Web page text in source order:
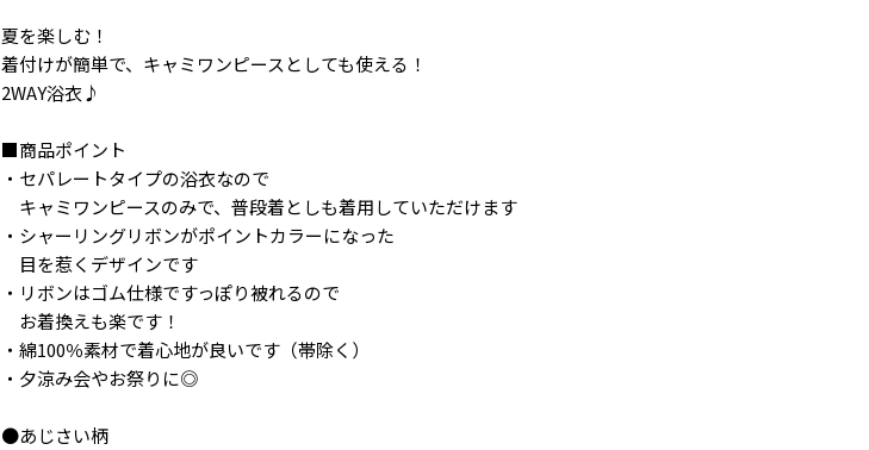
夏を楽しむ！
着付けが簡単で、キャミワンピースとしても使える！
2WAY浴衣♪
■商品ポイント
・セパレートタイプの浴衣なので
キャミワンピースのみで、普段着としも着用していただけます
・シャーリングリボンがポイントカラーになった
目を惹くデザインです
・リボンはゴム仕様ですっぽり被れるので
お着換えも楽です！
・綿100％素材で着心地が良いです（帯除く）
・夕涼み会やお祭りに◎
●あじさい柄